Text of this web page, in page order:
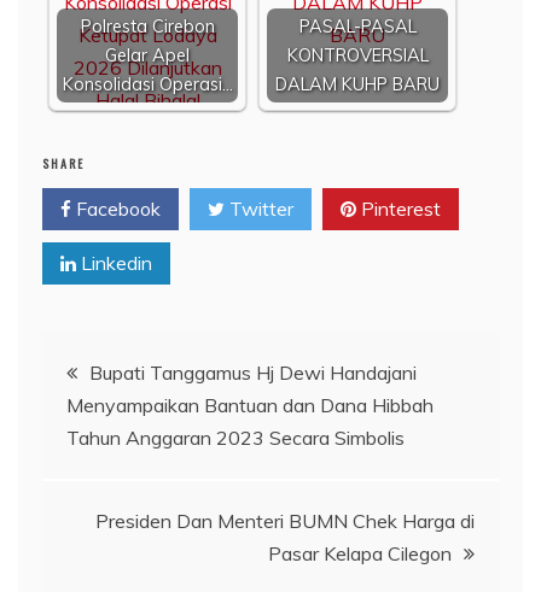
Polresta Cirebon
Gelar Apel
Konsolidasi Operasi…
PASAL-PASAL
KONTROVERSIAL
DALAM KUHP BARU
SHARE
Facebook Twitter Pinterest
Linkedin
Navigasi
pos
Bupati Tanggamus Hj Dewi Handajani
Menyampaikan Bantuan dan Dana Hibbah
Tahun Anggaran 2023 Secara Simbolis
Presiden Dan Menteri BUMN Chek Harga di
Pasar Kelapa Cilegon